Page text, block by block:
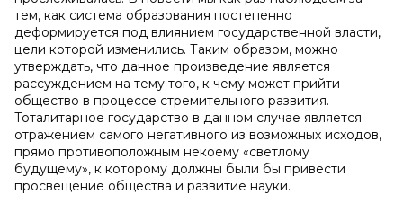
тем, как система образования постепенно
деформируется под влиянием государственной власти,
цели которой изменились. Таким образом, можно
утверждать, что данное произведение является
рассуждением на тему того, к чему может прийти
общество в процессе стремительного развития.
Тоталитарное государство в данном случае является
отражением самого негативного из возможных исходов,
прямо противоположным некоему «светлому
будущему», к которому должны были бы привести
просвещение общества и развитие науки.